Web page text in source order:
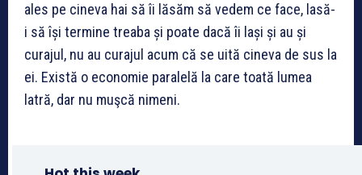
ales pe cineva hai să îi lăsăm să vedem ce face, lasă-
i să își termine treaba și poate dacă îi lași și au și
curajul, nu au curajul acum că se uită cineva de sus la
ei. Există o economie paralelă la care toată lumea
latră, dar nu muşcă nimeni.